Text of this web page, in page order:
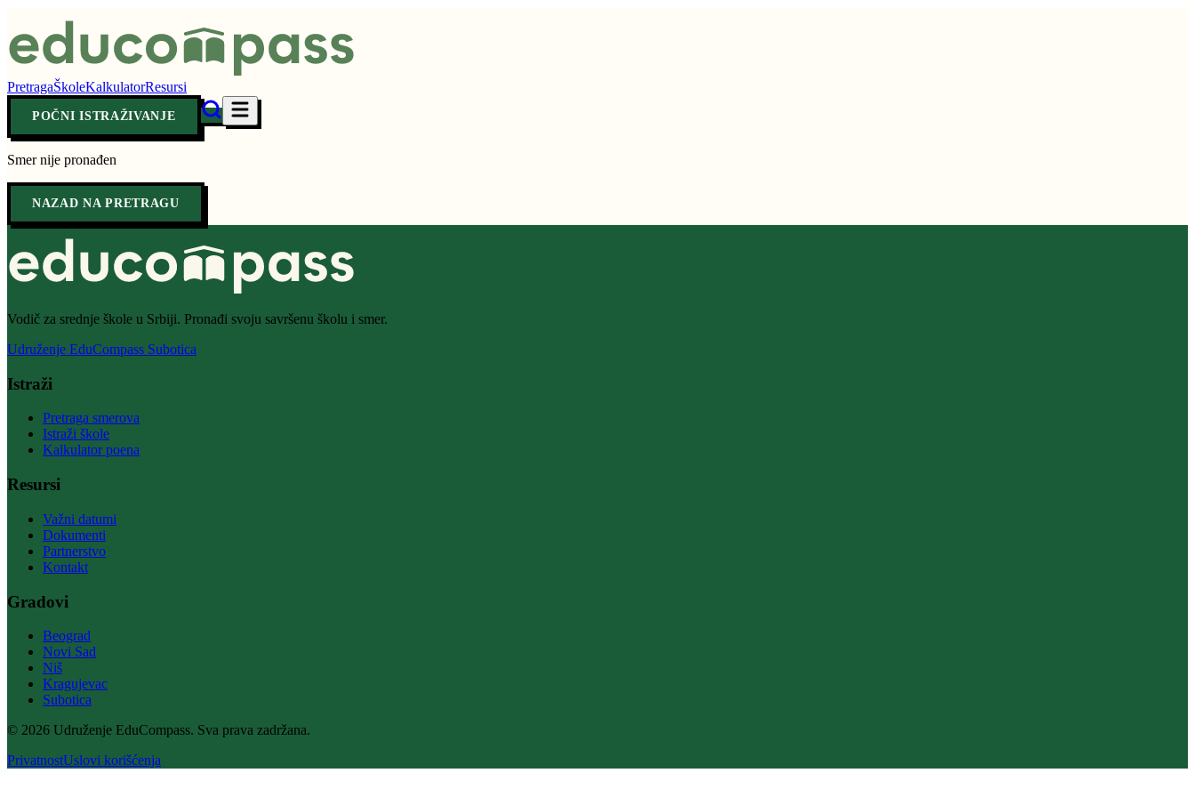
PretragaŠkoleKalkulatorResursi
POČNI ISTRAŽIVANJE
Smer nije pronađen
NAZAD NA PRETRAGU
Vodič za srednje škole u Srbiji. Pronađi svoju savršenu školu i smer.
Udruženje EduCompass Subotica
Istraži
Pretraga smerova
Istraži škole
Kalkulator poena
Resursi
Važni datumi
Dokumenti
Partnerstvo
Kontakt
Gradovi
Beograd
Novi Sad
Niš
Kragujevac
Subotica
© 2026 Udruženje EduCompass. Sva prava zadržana.
PrivatnostUslovi korišćenja